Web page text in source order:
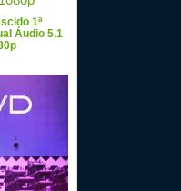
1ª
Áudio 5.1